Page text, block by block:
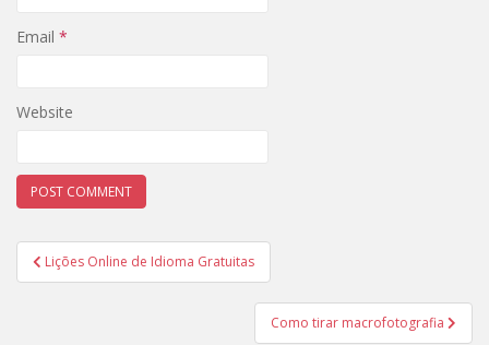
Email *
Website
Post
navigation
Lições Online de Idioma Gratuitas
Como tirar macrofotografia